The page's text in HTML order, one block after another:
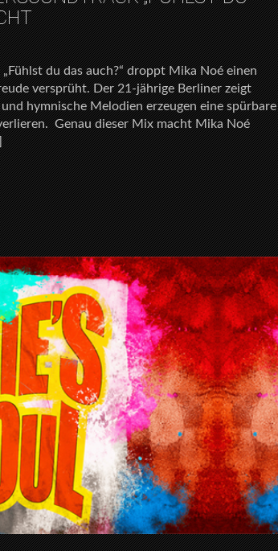
du das auch?“ droppt Mika Noé einen
versprüht. Der 21-jährige Berliner zeigt
hymnische Melodien erzeugen eine spürbare
Genau dieser Mix macht Mika Noé